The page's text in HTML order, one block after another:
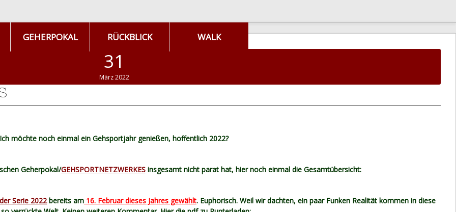
GEHERPOKAL RÜCKBLICK WALK
31
März 2022
Ich möchte noch einmal ein Gehsportjahr genießen, hoffentlich 2022?
Geherpokal/GEHSPORTNETZWERKESinsgesamt nicht parat hat, hier noch einmal die Gesamtübersicht:
Serie 2022bereits am 16. Februar dieses Jahres gewählt. Euphorisch. Weil wir dachten, ein paar Funken Realität kommen in diese